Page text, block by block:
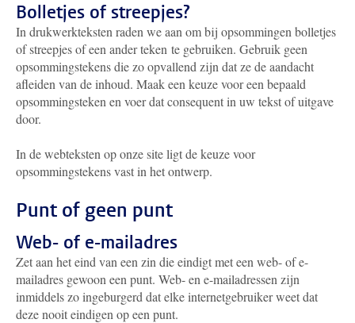
Bolletjes of streepjes?
In drukwerkteksten raden we aan om bij opsommingen bolletjes
of streepjes of een ander teken te gebruiken. Gebruik geen
opsommingstekens die zo opvallend zijn dat ze de aandacht
afleiden van de inhoud. Maak een keuze voor een bepaald
opsommingsteken en voer dat consequent in uw tekst of uitgave
door.
In de webteksten op onze site ligt de keuze voor
opsommingstekens vast in het ontwerp.
Punt of geen punt
Web- of e-mailadres
Zet aan het eind van een zin die eindigt met een web- of e-
mailadres gewoon een punt. Web- en e-mailadressen zijn
inmiddels zo ingeburgerd dat elke internetgebruiker weet dat
deze nooit eindigen op een punt.